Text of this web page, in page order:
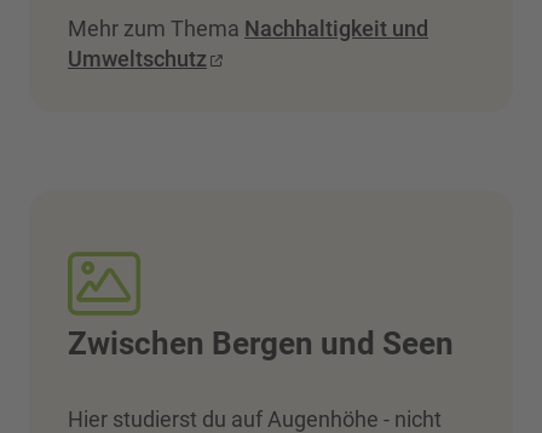
Mehr zum Thema Nachhaltigkeit und
Umweltschutz
Zwischen Bergen und Seen
Hier studierst du auf Augenhöhe - nicht